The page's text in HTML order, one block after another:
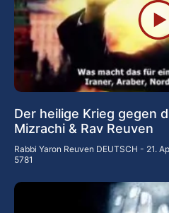
Der heilige Krieg gegen
Mizrachi & Rav Reuven
Rabbi Yaron Reuven DEUTSCH
21.
5781